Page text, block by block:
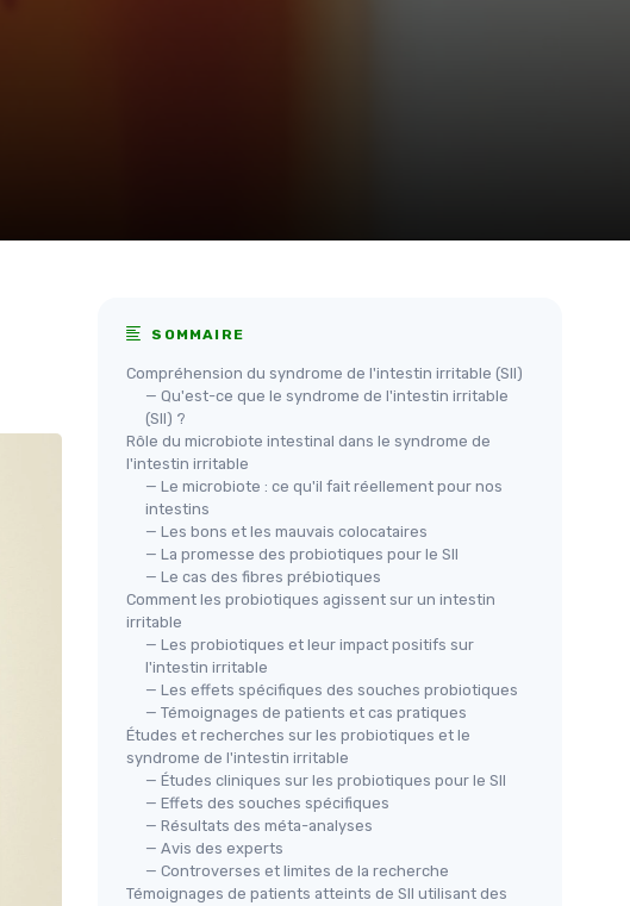
SOMMAIRE
Compréhension du syndrome de l'intestin irritable (SII)
— Qu'est-ce que le syndrome de l'intestin irritable
(SII) ?
Rôle du microbiote intestinal dans le syndrome de
l'intestin irritable
— Le microbiote : ce qu'il fait réellement pour nos
intestins
— Les bons et les mauvais colocataires
— La promesse des probiotiques pour le SII
— Le cas des fibres prébiotiques
Comment les probiotiques agissent sur un intestin
irritable
— Les probiotiques et leur impact positifs sur
l'intestin irritable
— Les effets spécifiques des souches probiotiques
— Témoignages de patients et cas pratiques
Études et recherches sur les probiotiques et le
syndrome de l'intestin irritable
— Études cliniques sur les probiotiques pour le SII
— Effets des souches spécifiques
— Résultats des méta-analyses
— Avis des experts
— Controverses et limites de la recherche
Témoignages de patients atteints de SII utilisant des